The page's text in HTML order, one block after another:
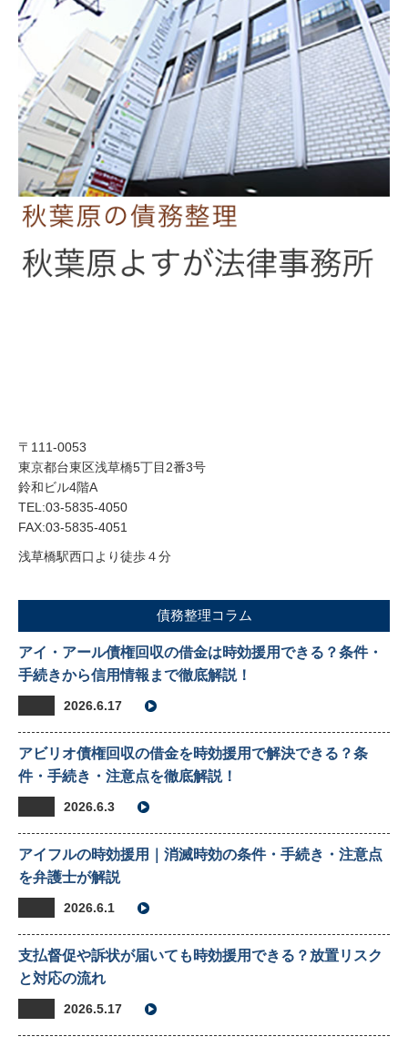
〒111-0053
東京都台東区浅草橋5丁目2番3号
鈴和ビル4階A
TEL:03-5835-4050
FAX:03-5835-4051
浅草橋駅西口より徒歩４分
債務整理コラム
アイ・アール債権回収の借金は時効援用できる？条件・
手続きから信用情報まで徹底解説！
2026.6.17
アビリオ債権回収の借金を時効援用で解決できる？条
件・手続き・注意点を徹底解説！
2026.6.3
アイフルの時効援用｜消滅時効の条件・手続き・注意点
を弁護士が解説
2026.6.1
支払督促や訴状が届いても時効援用できる？放置リスク
と対応の流れ
2026.5.17